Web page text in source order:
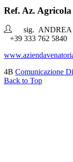
Ref. Az.
sig. ANDREA
+39 333 762 5840
4B Comunicazione
Back to Top